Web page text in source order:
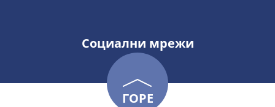
Социални мрежи
ГОРЕ